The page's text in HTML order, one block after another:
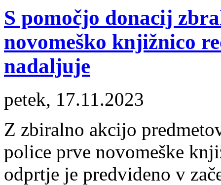
S pomočjo donacij
novomeško knjižnico
nadaljuje
petek, 17.11.2023
Z zbiralno akcijo
police prve novomeške
odprtje je predvideno v